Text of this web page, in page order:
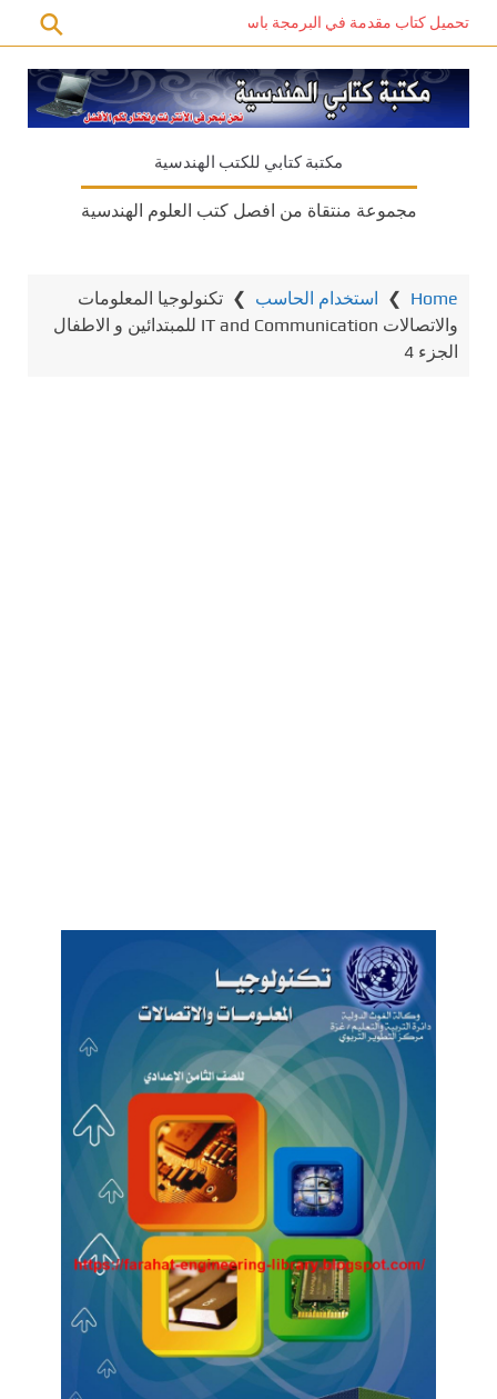
تحميل كتاب مقدمة في البرمجة باستخدام C# PDF – دليل المبتدئين للتعلم الذاتي
مكتبة كتابي للكتب الهندسية
مجموعة منتقاة من افصل كتب العلوم الهندسية
Home
❯ استخدام الحاسب ❯ تكنولوجيا المعلومات
والاتصالات IT and Communication للمبتدائين و الاطفال
الجزء 4